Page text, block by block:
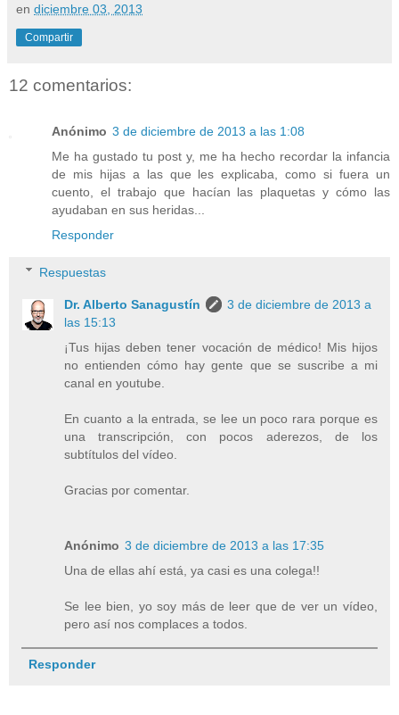
en diciembre 03, 2013
Compartir
12 comentarios:
Anónimo 3 de diciembre de 2013 a las 1:08
Me ha gustado tu post y, me ha hecho recordar la infancia
de mis hijas a las que les explicaba, como si fuera un
cuento, el trabajo que hacían las plaquetas y cómo las
ayudaban en sus heridas...
Responder
Respuestas
Dr. Alberto Sanagustín
3 de diciembre de 2013 a
las 15:13
¡Tus hijas deben tener vocación de médico! Mis hijos
no entienden cómo hay gente que se suscribe a mi
canal en youtube.
En cuanto a la entrada, se lee un poco rara porque es
una transcripción, con pocos aderezos, de los
subtítulos del vídeo.
Gracias por comentar.
Anónimo 3 de diciembre de 2013 a las 17:35
Una de ellas ahí está, ya casi es una colega!!
Se lee bien, yo soy más de leer que de ver un vídeo,
pero así nos complaces a todos.
Responder